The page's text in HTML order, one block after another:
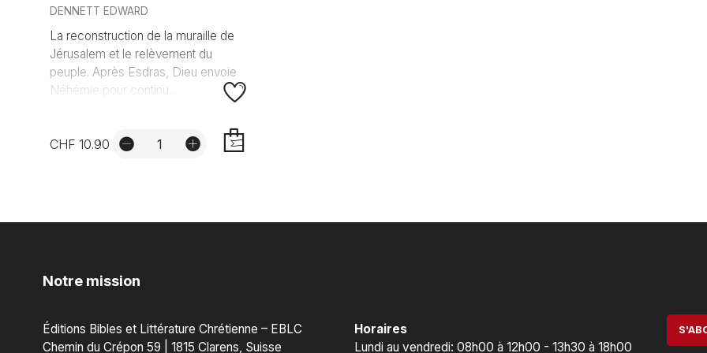
DENNETT EDWARD
La reconstruction de la muraille de
Jérusalem et le relèvement du
peuple. Après Esdras, Dieu envoie
Néhémie pour continu...
CHF 10.90
Notre mission
Éditions Bibles et Littérature Chrétienne – EBLC
Chemin du Crépon 59 | 1815 Clarens, Suisse
Horaires
Lundi au vendredi: 08h00 à 12h00 - 13h30 à 18h00